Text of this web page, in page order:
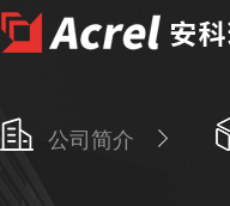
公司简介